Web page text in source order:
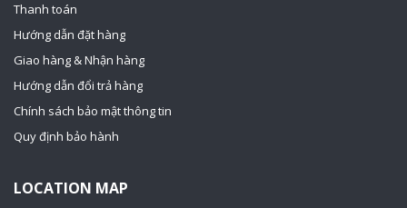
Thanh toán
Hướng dẫn đặt hàng
Giao hàng & Nhận hàng
Hướng dẫn đổi trả hàng
Chính sách bảo mật thông tin
Quy định bảo hành
LOCATION MAP